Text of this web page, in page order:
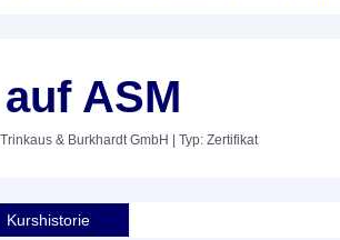
ASM
& Burkhardt GmbH | Typ: Zertifikat
Kurshistorie